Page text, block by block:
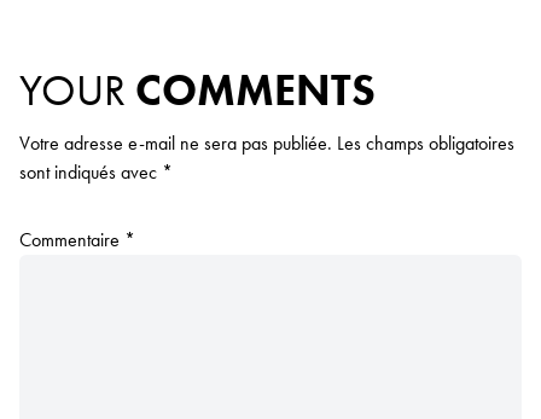
YOUR COMMENTS
Votre adresse e-mail ne sera pas publiée. Les champs obligatoires
sont indiqués avec *
Commentaire *